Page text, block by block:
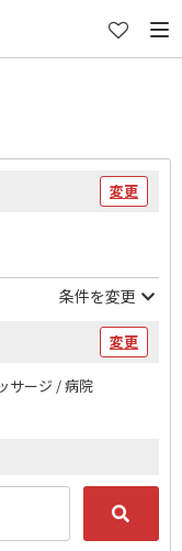
変更
条件を変更
変更
サージ / 病院